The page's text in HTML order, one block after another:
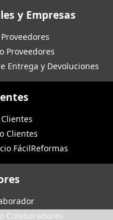
y Empresas
Proveedores
Entrega y Devoluciones
Clientes
FácilReformas
Colaboradores